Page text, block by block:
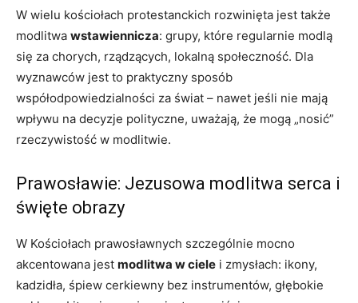
W wielu kościołach protestanckich rozwinięta jest także
modlitwa wstawiennicza: grupy, które regularnie modlą
się za chorych, rządzących, lokalną społeczność. Dla
wyznawców jest to praktyczny sposób
współodpowiedzialności za świat – nawet jeśli nie mają
wpływu na decyzje polityczne, uważają, że mogą „nosić”
rzeczywistość w modlitwie.
Prawosławie: Jezusowa modlitwa serca i
święte obrazy
W Kościołach prawosławnych szczególnie mocno
akcentowana jest modlitwa w ciele i zmysłach: ikony,
kadzidła, śpiew cerkiewny bez instrumentów, głębokie